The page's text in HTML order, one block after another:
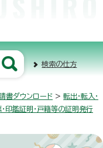
検索の仕方
書ダウンロード > 転出・転入・
印鑑証明・戸籍等の証明発行